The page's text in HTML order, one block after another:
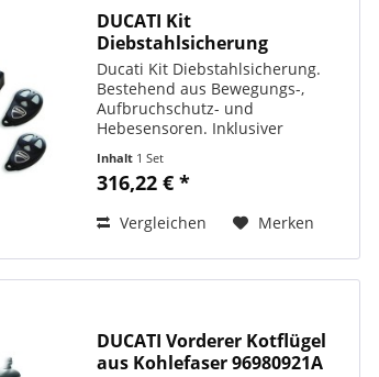
DUCATI Kit
Diebstahlsicherung
Ducati Kit Diebstahlsicherung.
Bestehend aus Bewegungs-,
Aufbruchschutz- und
Hebesensoren. Inklusiver
Fernsteuerung. ORIGINAL DUCATI
PERFORMANCE Art. - Nr.:
Inhalt 1 Set
316,22 € *
Vergleichen Merken
DUCATI Vorderer Kotflügel
aus Kohlefaser 96980921A